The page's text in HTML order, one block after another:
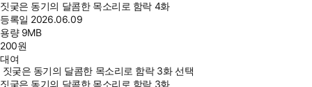
짓궂은 동기의 달콤한 목소리로 함락 4화
등록일 2026.06.09
용량 9MB
200원
대여
짓궂은 동기의 달콤한 목소리로 함락 3화 선택
짓궂은 동기의 달콤한 목소리로 함락 3화